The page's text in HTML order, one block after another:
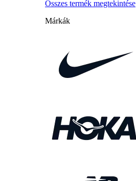
Összes termék megtekintése
Márkák